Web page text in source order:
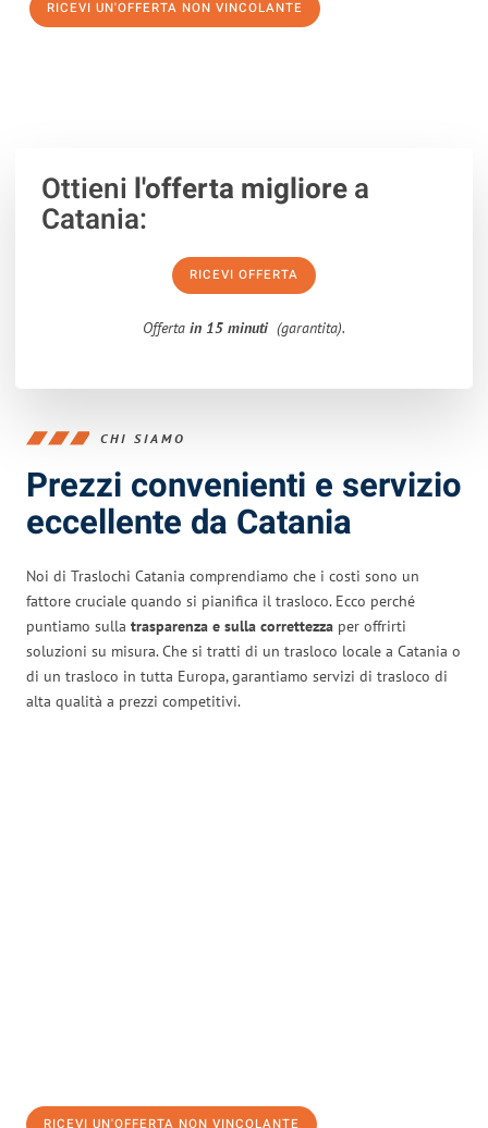
RICEVI UN'OFFERTA NON VINCOLANTE
Ottieni l'offerta migliorea
Catania:
RICEVI OFFERTA
Offerta in 15 minuti (garantita).
CHI SIAMO
Prezzi convenienti e servizio
eccellente da Catania
Noi di Traslochi Catania comprendiamo che i costi sono un
fattore cruciale quando si pianifica il trasloco. Ecco perché
puntiamo sulla trasparenza e sulla correttezza per offrirti
soluzioni su misura. Che si tratti di un trasloco locale a Catania o
di un trasloco in tutta Europa, garantiamo servizi di trasloco di
alta qualità a prezzi competitivi.
RICEVI UN'OFFERTA NON VINCOLANTE